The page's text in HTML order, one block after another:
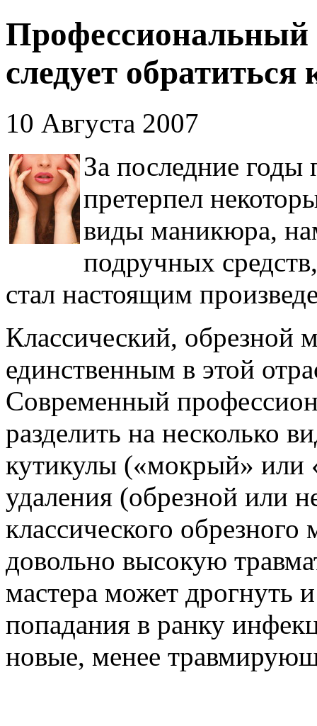
следует обратиться
10 Августа 2007
За последние
претерпел
виды маникюра,
подручных
стал настоящим
Классический, обрезной
единственным в этой
Современный
разделить на несколько
кутикулы («мокрый» или
удаления (обрезной или
классического
довольно высокую
мастера может дрогнуть
попадания в ранку
новые, менее